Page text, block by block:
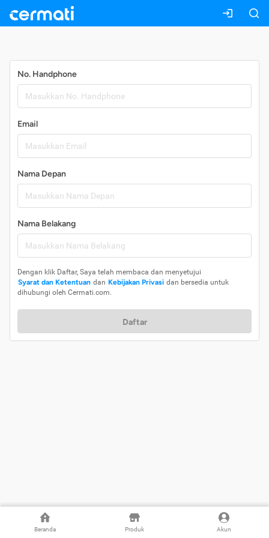
Beranda Produk Akun
No. Handphone
Email
Nama Depan
Nama Belakang
Dengan klik Daftar, Saya telah membaca dan menyetujui
Syarat dan Ketentuan dan Kebijakan Privasi dan bersedia untuk
dihubungi oleh Cermati.com.
Daftar